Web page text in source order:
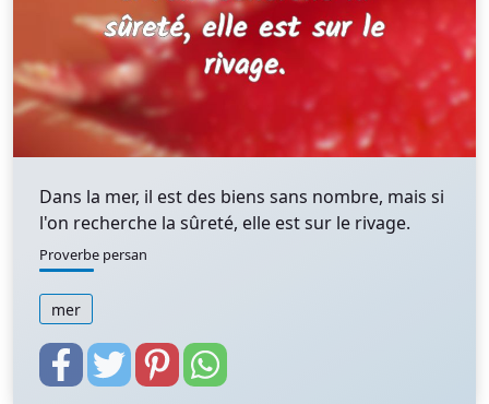
Dans la mer, il est des biens sans nombre, mais si
l'on recherche la sûreté, elle est sur le rivage.
Proverbe persan
mer